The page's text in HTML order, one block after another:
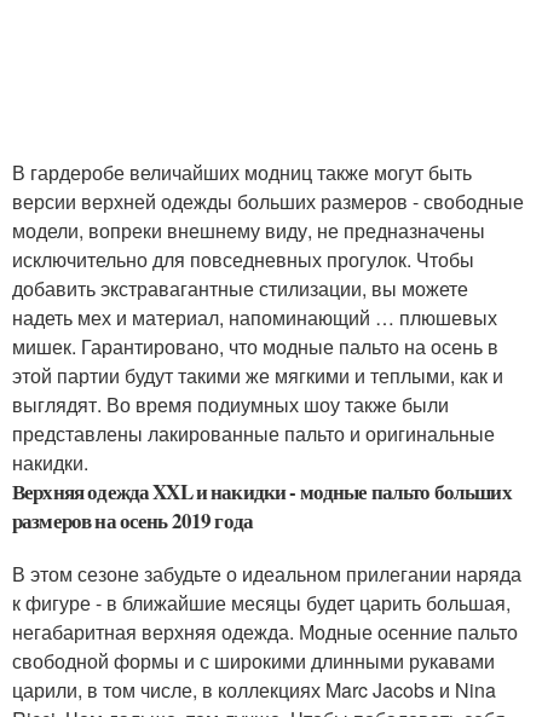
В гардеробе величайших модниц также могут быть
версии верхней одежды больших размеров - свободные
модели, вопреки внешнему виду, не предназначены
исключительно для повседневных прогулок. Чтобы
добавить экстравагантные стилизации, вы можете
надеть мех и материал, напоминающий … плюшевых
мишек. Гарантировано, что модные пальто на осень в
этой партии будут такими же мягкими и теплыми, как и
выглядят. Во время подиумных шоу также были
представлены лакированные пальто и оригинальные
накидки.
Верхняя одежда XXL и накидки - модные пальто больших
размеров на осень 2019 года
В этом сезоне забудьте о идеальном прилегании наряда
к фигуре - в ближайшие месяцы будет царить большая,
негабаритная верхняя одежда. Модные осенние пальто
свободной формы и с широкими длинными рукавами
царили, в том числе, в коллекциях Marc Jacobs и Nina